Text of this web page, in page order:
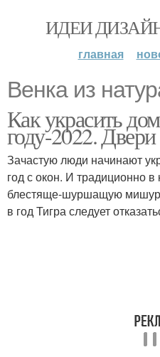
ИДЕИ
главная
Венка из
Как украсить
году-2022.
Зачастую люди начинают
год с окон. И традиционно в
блестяще-шуршащую
в год Тигра следует